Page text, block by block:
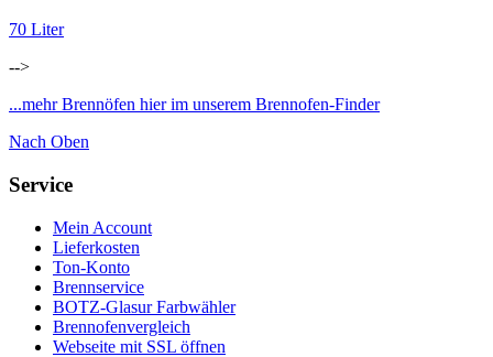
70 Liter
-->
...mehr Brennöfen hier im unserem Brennofen-Finder
Nach Oben
Service
Mein Account
Lieferkosten
Ton-Konto
Brennservice
BOTZ-Glasur Farbwähler
Brennofenvergleich
Webseite mit SSL öffnen